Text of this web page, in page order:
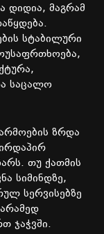
დიდია, მაგრამ
.
სტაბილური
,
,
საცალო
ზრდა
. თუ ქათმის
სიმინდზე,
სერვისებზე
არამედ
ჯაჭვში.